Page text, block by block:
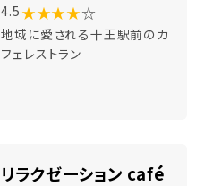
4.5 ★★★★☆
地域に愛される十王駅前のカ
フェレストラン
リラクゼーション café